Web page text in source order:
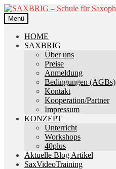
Zur
Navigation
springen
Zum
Inhalt
springen
Menü
HOME
SAXBRIG
Über uns
Preise
Anmeldung
Bedingungen (AGBs)
Kontakt
Kooperation/Partner
Impressum
KONZEPT
Unterricht
Workshops
40plus
Aktuelle Blog Artikel
SaxVideoTraining